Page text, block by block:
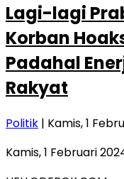
Lagi-lagi
Korban
Padahal
Rakyat
Politik | Kamis, 1
Kamis, 1 Februari